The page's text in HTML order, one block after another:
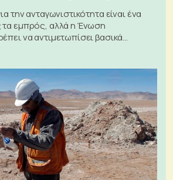
την ανταγωνιστικότητα είναι ένα
εμπρός, αλλά η Ένωση
να αντιμετωπίσει βασικά